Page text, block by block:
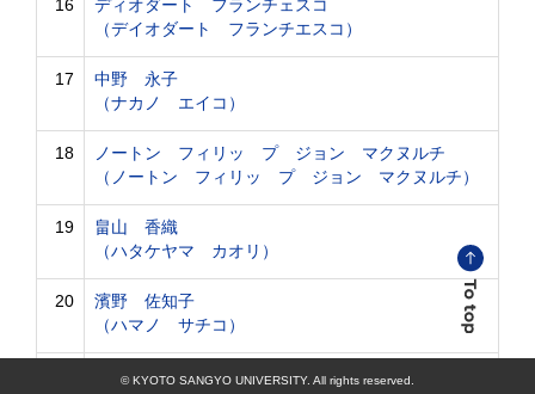
16
ディオダート フランチェスコ
（デイオダート フランチエスコ）
17
中野 永子
（ナカノ エイコ）
18
ノートン フィリッ プ ジョン マクヌルチ
（ノートン フィリッ プ ジョン マクヌルチ）
19
畠山 香織
（ハタケヤマ カオリ）
20
濱野 佐知子
（ハマノ サチコ）
平野 亜也子
© KYOTO SANGYO UNIVERSITY. All rights reserved.